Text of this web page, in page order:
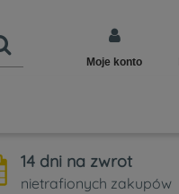
Moje konto
14 dni na zwrot
nietrafionych zakupów